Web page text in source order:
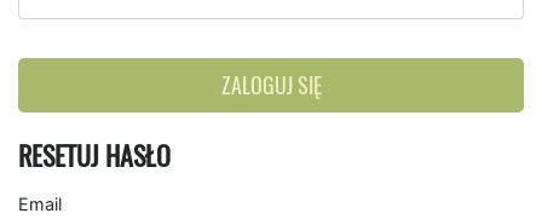
ZALOGUJ SIĘ
RESETUJ HASŁO
Email